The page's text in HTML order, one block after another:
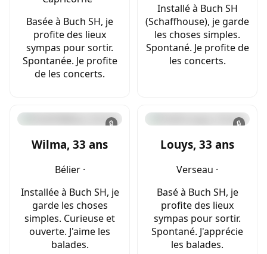
Basée à Buch SH, je
profite des lieux
sympas pour sortir.
Spontanée. Je profite
de les concerts.
Installé à Buch SH
(Schaffhouse), je garde
les choses simples.
Spontané. Je profite de
les concerts.
🔒
Wilma, 33 ans
Bélier ·
Installée à Buch SH, je
garde les choses
simples. Curieuse et
ouverte. J'aime les
balades.
🔒
Louys, 33 ans
Verseau ·
Basé à Buch SH, je
profite des lieux
sympas pour sortir.
Spontané. J'apprécie
les balades.